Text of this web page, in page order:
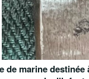
de marine